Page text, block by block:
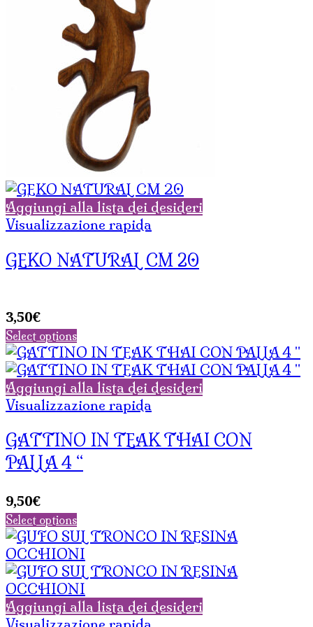
6,00€.3,00€.
Aggiungi alla lista dei desideri
Visualizzazione rapida
GEKO NATURAL CM 20
3,50€
Select options
Aggiungi alla lista dei desideri
Visualizzazione rapida
GATTINO IN TEAK THAI CON
PALLA 4 “
9,50€
Select options
Aggiungi alla lista dei desideri